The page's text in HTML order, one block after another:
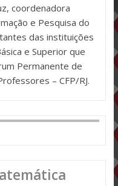
coordenadora
e Pesquisa do
das instituições
e Superior que
Permanente de
– CFP/RJ.